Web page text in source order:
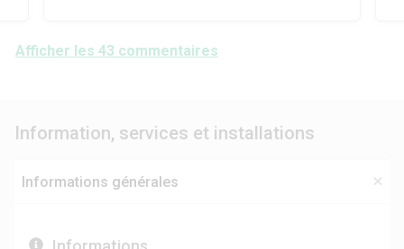
Afficher les 43 commentaires
Information, services et installations
Informations générales